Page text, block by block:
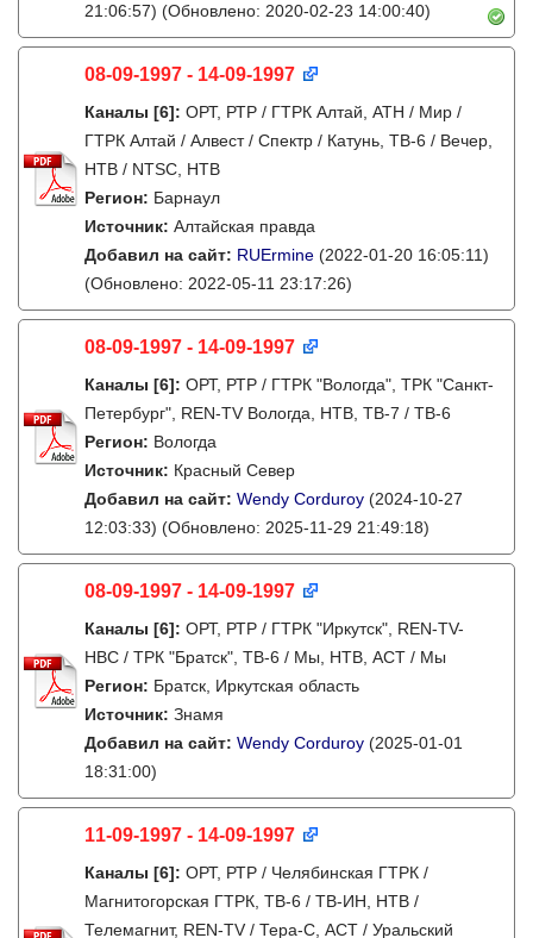
21:06:57) (Обновлено: 2020-02-23 14:00:40)
08-09-1997 - 14-09-1997
Каналы [6]: ОРТ, РТР / ГТРК Алтай, АТН / Мир /
ГТРК Алтай / Алвест / Спектр / Катунь, ТВ-6 / Вечер,
НТВ / NTSC, НТВ
Регион: Барнаул
Источник: Алтайская правда
Добавил на сайт: RUErmine (2022-01-20 16:05:11)
(Обновлено: 2022-05-11 23:17:26)
08-09-1997 - 14-09-1997
Каналы [6]: ОРТ, РТР / ГТРК "Вологда", ТРК "Санкт-
Петербург", REN-TV Вологда, НТВ, ТВ-7 / ТВ-6
Регион: Вологда
Источник: Красный Север
Добавил на сайт: Wendy Corduroy (2024-10-27
12:03:33) (Обновлено: 2025-11-29 21:49:18)
08-09-1997 - 14-09-1997
Каналы [6]: ОРТ, РТР / ГТРК "Иркутск", REN-TV-
НВС / ТРК "Братск", ТВ-6 / Мы, НТВ, АСТ / Мы
Регион: Братск, Иркутская область
Источник: Знамя
Добавил на сайт: Wendy Corduroy (2025-01-01
18:31:00)
11-09-1997 - 14-09-1997
Каналы [6]: ОРТ, РТР / Челябинская ГТРК /
Магнитогорская ГТРК, ТВ-6 / ТВ-ИН, НТВ /
Телемагнит, REN-TV / Тера-С, АСТ / Уральский